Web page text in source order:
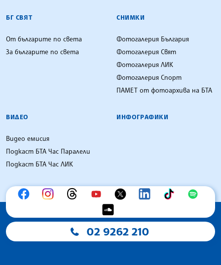
БГ СВЯТ
От българите по света
За българите по света
СНИМКИ
Фотогалерия България
Фотогалерия Свят
Фотогалерия ЛИК
Фотогалерия Спорт
ПАМЕТ от фотоархива на БТА
ВИДЕО
Видео емисия
Подкаст БТА Час Паралели
Подкаст БТА Час ЛИК
ИНФОГРАФИКИ
02 9262 210